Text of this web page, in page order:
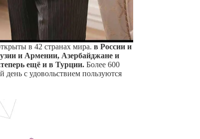
в 42 странах мира.в России и
и Армении, Азербайджане и
ещё и в Турции.Более 600
с удовольствием пользуются